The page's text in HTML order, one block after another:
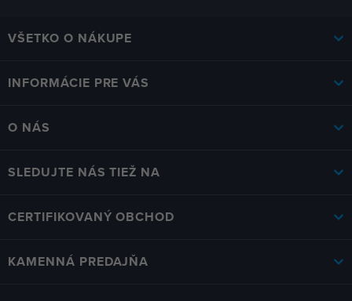
VŠETKO O NÁKUPE
INFORMÁCIE PRE VÁS
O NÁS
SLEDUJTE NÁS TIEŽ NA
CERTIFIKOVANÝ OBCHOD
KAMENNÁ PREDAJŇA